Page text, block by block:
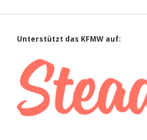
Sidebar
Unterstützt das KFMW auf: